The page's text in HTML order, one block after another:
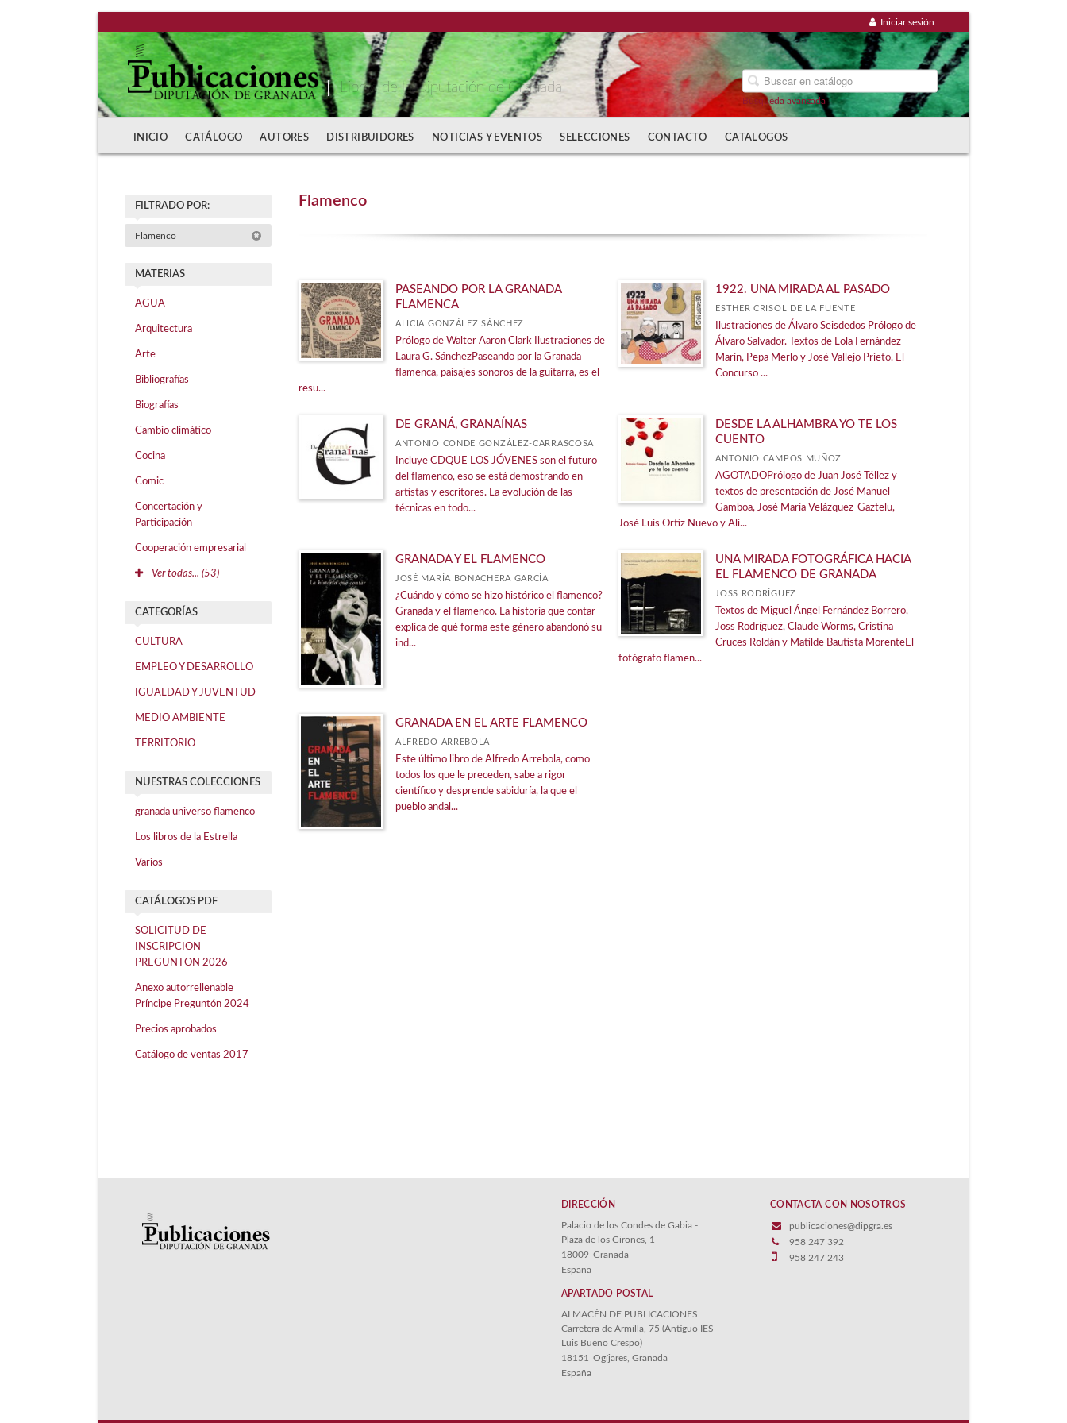
Iniciar sesión
Libros de la Diputación de Granada
Búsqueda avanzada
INICIO CATÁLOGO AUTORES DISTRIBUIDORES NOTICIAS Y EVENTOS SELECCIONES CONTACTO CATALOGOS
FILTRADO POR:
Flamenco
MATERIAS
AGUA
Arquitectura
Arte
Bibliografías
Biografías
Cambio climático
Cocina
Comic
Concertación y
Participación
Cooperación empresarial
Ver todas... (53)
CATEGORÍAS
CULTURA
EMPLEO Y DESARROLLO
IGUALDAD Y JUVENTUD
MEDIO AMBIENTE
TERRITORIO
NUESTRAS COLECCIONES
granada universo flamenco
Los libros de la Estrella
Varios
CATÁLOGOS PDF
SOLICITUD DE
INSCRIPCION
PREGUNTON 2026
Anexo autorrellenable
Príncipe Preguntón 2024
Precios aprobados
Catálogo de ventas 2017
Flamenco
PASEANDO POR LA GRANADA
FLAMENCA
ALICIA GONZÁLEZ SÁNCHEZ
Prólogo de Walter Aaron Clark Ilustraciones de
Laura G. SánchezPaseando por la Granada
flamenca, paisajes sonoros de la guitarra, es el
resu...
1922. UNA MIRADA AL PASADO
ESTHER CRISOL DE LA FUENTE
Ilustraciones de Álvaro Seisdedos Prólogo de
Álvaro Salvador. Textos de Lola Fernández
Marín, Pepa Merlo y José Vallejo Prieto. El
Concurso ...
DE GRANÁ, GRANAÍNAS
ANTONIO CONDE GONZÁLEZ-CARRASCOSA
Incluye CDQUE LOS JÓVENES son el futuro
del flamenco, eso se está demostrando en
artistas y escritores. La evolución de las
técnicas en todo...
DESDE LA ALHAMBRA YO TE LOS
CUENTO
ANTONIO CAMPOS MUÑOZ
AGOTADOPrólogo de Juan José Téllez y
textos de presentación de José Manuel
Gamboa, José María Velázquez-Gaztelu,
José Luis Ortiz Nuevo y Ali...
GRANADA Y EL FLAMENCO
JOSÉ MARÍA BONACHERA GARCÍA
¿Cuándo y cómo se hizo histórico el flamenco?
Granada y el flamenco. La historia que contar
explica de qué forma este género abandonó su
ind...
UNA MIRADA FOTOGRÁFICA HACIA
EL FLAMENCO DE GRANADA
JOSS RODRÍGUEZ
Textos de Miguel Ángel Fernández Borrero,
Joss Rodríguez, Claude Worms, Cristina
Cruces Roldán y Matilde Bautista MorenteEl
fotógrafo flamen...
GRANADA EN EL ARTE FLAMENCO
ALFREDO ARREBOLA
Este último libro de Alfredo Arrebola, como
todos los que le preceden, sabe a rigor
científico y desprende sabiduría, la que el
pueblo andal...
DIRECCIÓN
Palacio de los Condes de Gabia -
Plaza de los Girones, 1
18009 Granada
España
APARTADO POSTAL
ALMACÉN DE PUBLICACIONES
Carretera de Armilla, 75 (Antiguo IES
Luis Bueno Crespo)
18151 Ogíjares, Granada
España
CONTACTA CON NOSOTROS
publicaciones@dipgra.es
958 247 392
958 247 243